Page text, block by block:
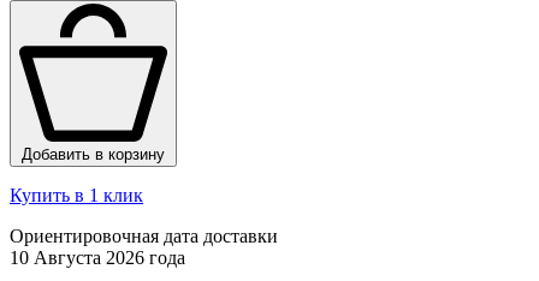
Добавить в корзину
Купить в 1 клик
Ориентировочная дата доставки
10 Августа 2026 года